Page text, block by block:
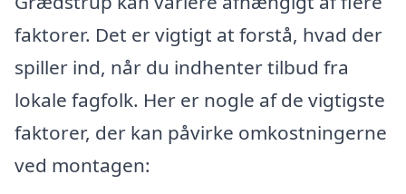
faktorer. Det er vigtigt at forstå, hvad der
spiller ind, når du indhenter tilbud fra
lokale fagfolk. Her er nogle af de vigtigste
faktorer, der kan påvirke omkostningerne
ved montagen: